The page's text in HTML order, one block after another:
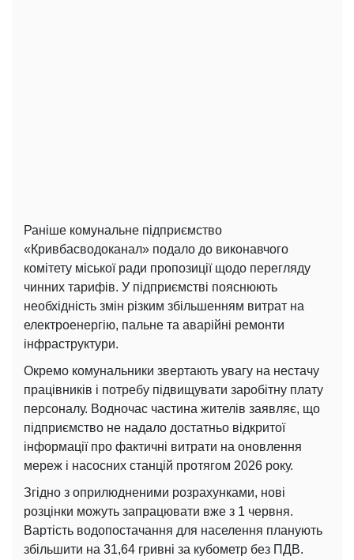
Раніше комунальне підприємство
«Кривбасводоканал» подало до виконавчого
комітету міської ради пропозиції щодо перегляду
чинних тарифів. У підприємстві пояснюють
необхідність змін різким збільшенням витрат на
електроенергію, пальне та аварійні ремонти
інфраструктури.
Окремо комунальники звертають увагу на нестачу
працівників і потребу підвищувати заробітну плату
персоналу. Водночас частина жителів заявляє, що
підприємство не надало достатньо відкритої
інформації про фактичні витрати на оновлення
мереж і насосних станцій протягом 2026 року.
Згідно з оприлюдненими розрахунками, нові
розцінки можуть запрацювати вже з 1 червня.
Вартість водопостачання для населення планують
збільшити на 31,64 гривні за кубометр без ПДВ.